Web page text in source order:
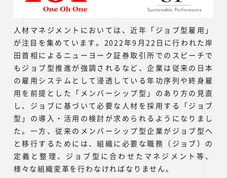
人材マネジメントにおいては、近年「ジョブ型雇用」
が注目を集めています。2022年9月22日に行われた岸
田首相によるニューヨーク証券取引所でのスピーチで
もジョブ型推進が強調されるなど、企業は従来の日本
の雇用システムとして浸透している年功序列や終身雇
用を前提とした「メンバーシップ型」のあり方の見直
し、ジョブに基づいて必要な人材を採用する「ジョブ
型」の導入・活用の検討が求められるようになりまし
た。一方、従来のメンバーシップ型企業がジョブ型へ
と移行するためには、組織に必要な職務（ジョブ）の
定義と整理、ジョブ型に合わせたマネジメント等、
様々な組織変革を行わなければなりません。